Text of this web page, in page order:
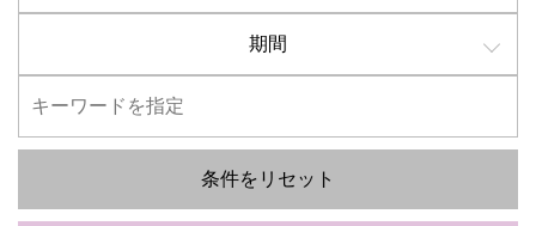
期間
条件をリセット